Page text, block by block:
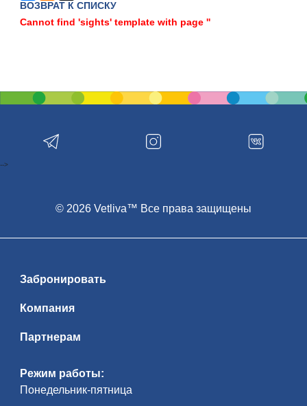
ВОЗВРАТ К СПИСКУ
Cannot find 'sights' template with page ''
Режим работы:
Понедельник-пятница
Забронировать
Компания
Партнерам
© 2026 Vetliva™ Все права защищены
-->